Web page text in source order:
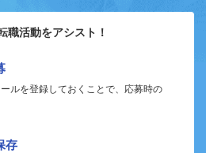
職活動をアシスト！
ルを登録しておくことで、応募時の
存